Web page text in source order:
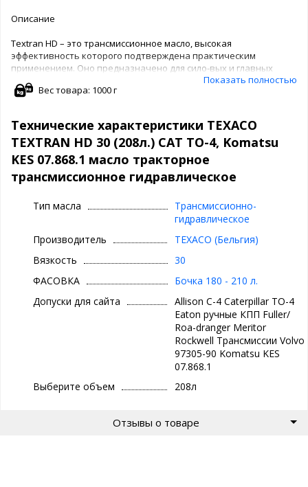
Описание
Textran HD – это трансмиссионное масло, высокая
эффективность которого подтверждена практическим
применением. Оно предназначено для сило-вых и главных
передач, для которых требуются смазочные материалы
стандарта Caterpillar TO-4.
модификаторы трения).
Допуски и одобрения
Allison С-4
Eaton ручные КПП Fuller/ Roa-dranger
Komatsu KES 07.868.1
Корпорация "Caterpillar" не работает в традиционном порядке
одобрения смазочных материалов – каждый поставщик несёт
производимого им продукта.
- Специально выверенные фрикционные свойства
обеспечивают быстрое переключение передач и
- Обеспечивает защиту от износа узлов системы
Показать полностью
Вес товара: 1000 г
Технические характеристики TEXACO
TEXTRAN HD 30 (208л.) CAT TO-4, Komatsu
KES 07.868.1 масло тракторное
трансмиссионное гидравлическое
Тип масла
Трансмиссионно-
гидравлическое
Производитель
TEXACO (Бельгия)
Вязкость
30
ФАСОВКА
Бочка 180 - 210 л.
Допуски для сайта
Allison С-4 Caterpillar TO-4
Eaton ручные КПП Fuller/
Roa-dranger Meritor
Rockwell Трансмиссии Volvo
97305-90 Komatsu KES
07.868.1
Выберите объем
208л
Отзывы о товаре